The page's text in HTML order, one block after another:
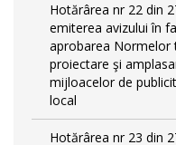
Hotărârea nr 22 din
emiterea avizului în
aprobarea Normelor
proiectare şi
mijloacelor de
local
Hotărârea nr 23 din